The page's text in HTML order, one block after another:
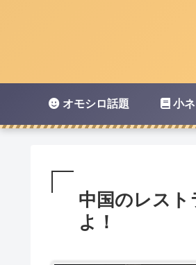
オモシロ話題 小
中国のレス
よ！